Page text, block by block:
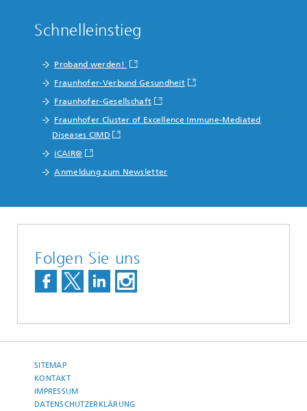
Schnelleinstieg
Proband werden!
Fraunhofer-Verbund Gesundheit
Fraunhofer-Gesellschaft
Fraunhofer Cluster of Excellence Immune-Mediated
Diseases CIMD
iCAIR®
Anmeldung zum Newsletter
Folgen Sie uns
SITEMAP
KONTAKT
IMPRESSUM
DATENSCHUTZERKLÄRUNG